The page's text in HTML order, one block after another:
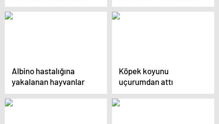
25 sebep
fotoğraf
Albino hastalığına
yakalanan hayvanlar
Köpek koyunu
uçurumdan attı